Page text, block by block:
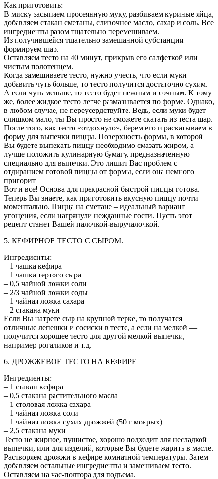
Как приготовить:
В миску засыпаем просеянную муку, разбиваем куриные яйца,
добавляем стакан сметаны, сливочное масло, сахар и соль. Все
ингредиенты разом тщательно перемешиваем.
Из получившейся тщательно замешанной субстанции
формируем шар.
Оставляем тесто на 40 минут, прикрыв его салфеткой или
чистым полотенцем.
Когда замешиваете тесто, нужно учесть, что если муки
добавить чуть больше, то тесто получится достаточно сухим.
А если чуть меньше, то тесто будет нежным и сочным. К тому
же, более жидкое тесто легче размазывается по форме. Однако,
в любом случае, не переусердствуйте. Ведь, если муки будет
слишком мало, ты Вы просто не сможете скатать из теста шар.
После того, как тесто «отдохнуло», берем его и раскатываем в
форму для выпечки пиццы. Поверхность формы, в которой
Вы будете выпекать пиццу необходимо смазать жиром, а
лучше положить кулинарную бумагу, предназначенную
специально для выпечки. Это лишит Вас проблем с
отдиранием готовой пиццы от формы, если она немного
пригорит.
Вот и все! Основа для прекрасной быстрой пиццы готова.
Теперь Вы знаете, как приготовить вкусную пиццу почти
моментально. Пицца на сметане – идеальный вариант
угощения, если нагрянули нежданные гости. Пусть этот
рецепт станет Вашей палочкой-выручалочкой.
5. КЕФИРНОЕ ТЕСТО С СЫРОМ.
Ингредиенты:
– 1 чашка кефира
– 1 чашка тертого сыра
– 0,5 чайной ложки соли
– 2/3 чайной ложки соды
– 1 чайная ложка сахара
– 2 стакана муки
Если Вы натрете сыр на крупной терке, то получатся
отличные лепешки и сосиски в тесте, а если на мелкой —
получится хорошее тесто для другой мелкой выпечки,
например рогаликов и т.д.
6. ДРОЖЖЕВОЕ ТЕСТО НА КЕФИРЕ
Ингредиенты:
– 1 стакан кефира
– 0,5 стакана растительного масла
– 1 столовая ложка сахара
– 1 чайная ложка соли
– 1 чайная ложка сухих дрожжей (50 г мокрых)
– 2,5 стакана муки
Тесто не жирное, пушистое, хорошо подходит для несладкой
выпечки, или для изделий, которые Вы будете жарить в масле.
Растворяем дрожжи в кефире комнатной температуры. Затем
добавляем остальные ингредиенты и замешиваем тесто.
Оставляем на час-полтора для подъема.